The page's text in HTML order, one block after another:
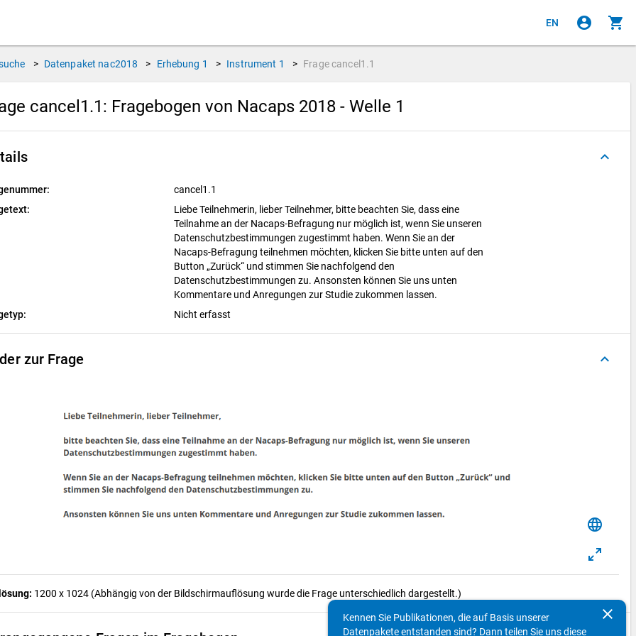
EN account_circle shopping_cart
> Datenpaket nac2018 > Erhebung 1 > Instrument 1 > Fragecancel1.1
cancel1.1: Fragebogen von Nacaps 2018 - Welle 1
keyboard_arrow_up
cancel1.1
Liebe Teilnehmerin, lieber Teilnehmer, bitte beachten Sie, dass eine
Teilnahme an der Nacaps-Befragung nur möglich ist, wenn Sie unseren
Datenschutzbestimmungen zugestimmt haben. Wenn Sie an der
Nacaps-Befragung teilnehmen möchten, klicken Sie bitte unten auf den
Button „Zurück“ und stimmen Sie nachfolgend den
Datenschutzbestimmungen zu. Ansonsten können Sie uns unten
Kommentare und Anregungen zur Studie zukommen lassen.
Nicht erfasst
zur Frage keyboard_arrow_up
language
1200 x 1024 (Abhängig von der Bildschirmauflösung wurde die Frage unterschiedlich dargestellt.)
clear
Kennen Sie Publikationen, die auf Basis unserer
Datenpakete entstanden sind? Dann teilen Sie uns diese